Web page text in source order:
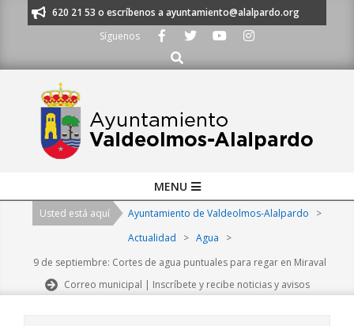
al 91 620 21 53 o escríbenos a ayuntamiento@alalpardo.org
Síguenos
Buscar
Navigation
MENU
Usted está aquí Ayuntamiento de Valdeolmos-Alalpardo
>
Actualidad
> Agua
>
9 de septiembre: Cortes de agua puntuales para regar en Miraval
Correo municipal | Inscríbete y recibe noticias y avisos